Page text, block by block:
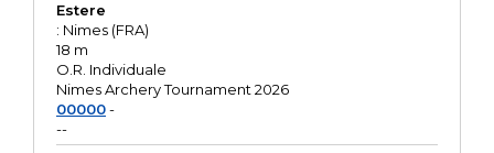
Estere
: Nimes (FRA)
18 m
O.R. Individuale
Nimes Archery Tournament 2026
00000-
--